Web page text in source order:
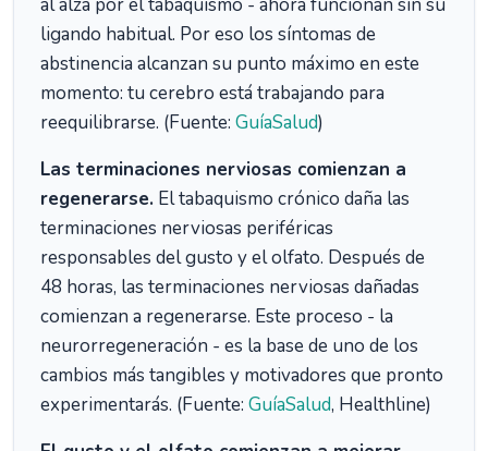
ligando habitual. Por eso los síntomas de
abstinencia alcanzan su punto máximo en este
momento: tu cerebro está trabajando para
reequilibrarse. (Fuente: GuíaSalud)
Las terminaciones nerviosas comienzan a
regenerarse. El tabaquismo crónico daña las
terminaciones nerviosas periféricas
responsables del gusto y el olfato. Después de
48 horas, las terminaciones nerviosas dañadas
comienzan a regenerarse. Este proceso - la
neurorregeneración - es la base de uno de los
cambios más tangibles y motivadores que pronto
experimentarás. (Fuente: GuíaSalud, Healthline)